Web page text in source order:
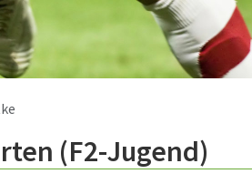
(F2-Jugend)